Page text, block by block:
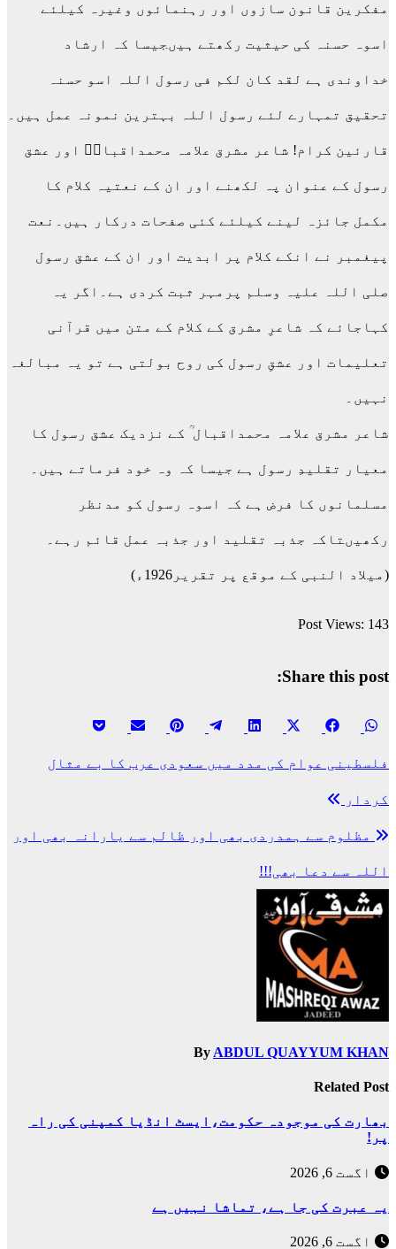
مفکرین قانون سازوں اور رہنمائوں وغیرہ کیلئے
اسوہ حسنہ کی حیثیت رکھتے ہیںجیسا کہ ارشاد
خداوندی ہے لقد کان لکم فی رسول اللہ اسو حسنہ
تحقیق تمہارے لئے رسول اللہ بہترین نمونہ عمل ہیں۔
قارئین کرام! شاعر مشرق علامہ محمداقبالؒ اور عشق
رسول کے عنوان پہ لکھنے اور ان کے نعتیہ کلام کا
مکمل جائزہ لینے کیلئے کئی صفحات درکار ہیں۔نعت
پیغمبر نے انکے کلام پر ابدیت اور ان کے عشق رسول
صلی اللہ علیہ وسلم پرمہر ثبت کردی ہے۔اگر یہ
کہاجائے کہ شاعرِ مشرق کے کلام کے متن میں قرآنی
تعلیمات اور عشقِ رسول کی روح بولتی ہے تو یہ مبالغہ
نہیں۔
شاعر مشرق علامہ محمداقبال ؒ کے نزدیک عشق رسول کا
معیار تقلیدِ رسول ہے جیسا کہ وہ خود فرماتے ہیں۔
مسلمانوں کا فرض ہے کہ اسوہ رسول کو مدنظر
رکھیںتاکہ جذبہ تقلید اور جذبہ عمل قائم رہے۔
(میلاد النبی کے موقع پر تقریر1926ء)
Post Views: 143
Share this post:
Share
on
WhatsApp
Share
on
Share
on
(Twitter)
Share
on
Share
on
Share
on
Share
on
on
پوسٹوں
نیویگیشن
فلسطینی عوام کی مدد میں سعودی عرب کا بے مثال
کردار
مظلوم سے ہمدردی بھی اور ظالم سے یارانہ بھی اور
اللہ سے دعا بھی!!!
By ABDUL QUAYYUM KHAN
Related Post
بھارت کی موجودہ حکومت،ایسٹ انڈیا کمپنی کی راہ
پر!
اگست 6, 2026
یہ عبرت کی جا ہے، تماشا نہیں ہے
اگست 6, 2026